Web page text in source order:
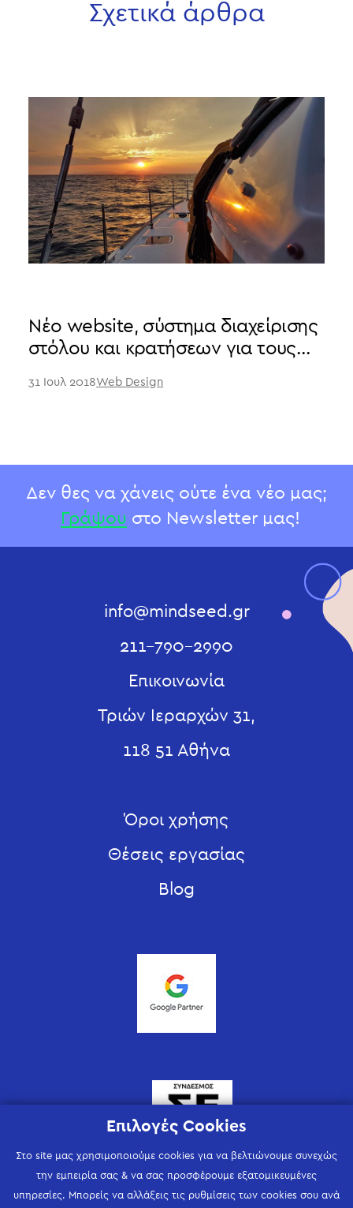
Σχετικά άρθρα
Νέο website, σύστημα διαχείρισης
στόλου και κρατήσεων για τους
31 Ιουλ 2018Web Design
Δεν θες να χάνεις ούτε ένα νέο μας;
Γράψου στο Newsletter μας!
info@mindseed.gr
211-790-2990
Επικοινωνία
Τριών Ιεραρχών 31,
118 51 Αθήνα
Όροι χρήσης
Θέσεις εργασίας
Blog
Επιλογές Cookies
Στο site μας χρησιμοποιούμε cookies για να βελτιώνουμε συνεχώς
την εμπειρία σας & να σας προσφέρουμε εξατομικευμένες
υπηρεσίες. Μπορείς να αλλάξεις τις ρυθμίσεις των cookies σου ανά